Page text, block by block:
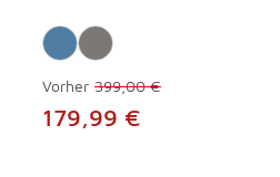
Vorher 399,00 €
179,99 €